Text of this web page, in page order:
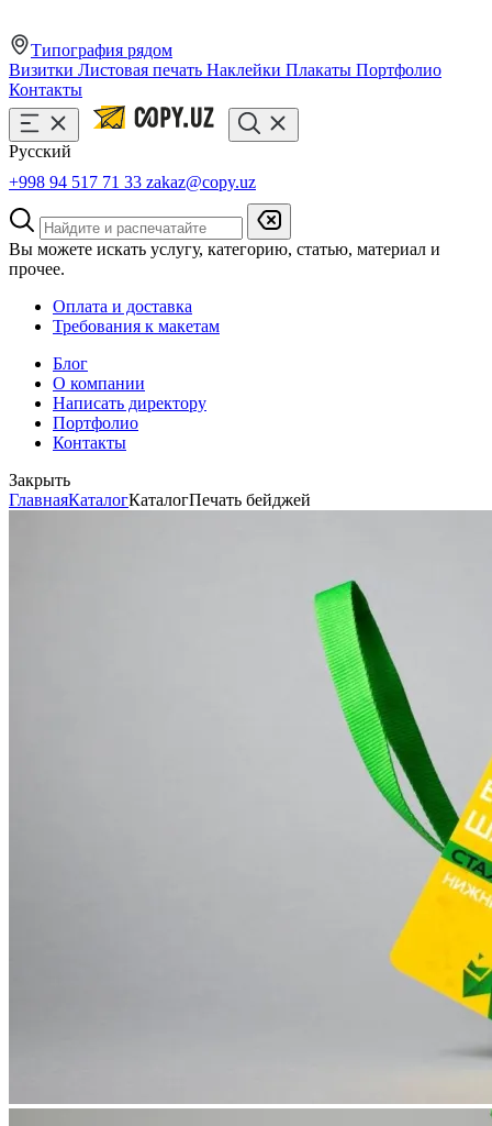
Типография рядом
Визитки Листовая печать Наклейки Плакаты Портфолио
Контакты
Русский
+998 94 517 71 33 zakaz@copy.uz
Вы можете искать услугу, категорию, статью, материал и
прочее.
Оплата и доставка
Требования к макетам
Блог
О компании
Написать директору
Портфолио
Контакты
Закрыть
ГлавнаяКаталогКаталогПечать бейджей